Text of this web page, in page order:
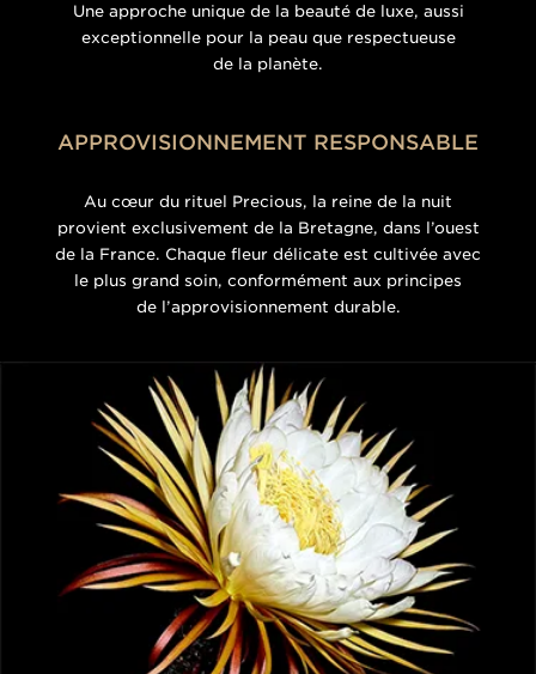
Une approche unique de la beauté de luxe, aussi
exceptionnelle pour la peau que respectueuse
de la planète.
APPROVISIONNEMENT RESPONSABLE
Au cœur du rituel Precious, la reine de la nuit
provient exclusivement de la Bretagne, dans l’ouest
de la France. Chaque fleur délicate est cultivée avec
le plus grand soin, conformément aux principes
de l’approvisionnement durable.